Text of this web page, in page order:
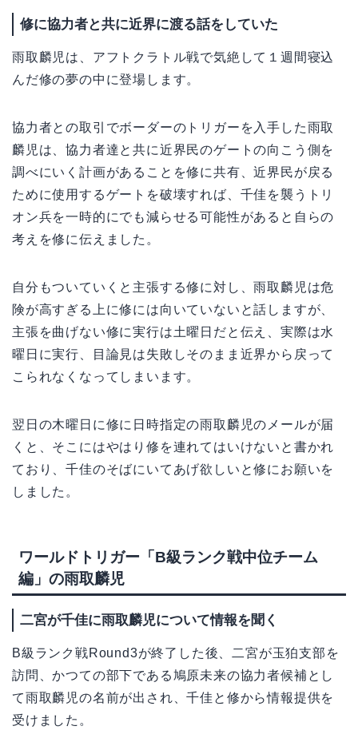
修に協力者と共に近界に渡る話をしていた
雨取麟児は、アフトクラトル戦で気絶して１週間寝込
んだ修の夢の中に登場します。
協力者との取引でボーダーのトリガーを入手した雨取
麟児は、協力者達と共に近界民のゲートの向こう側を
調べにいく計画があることを修に共有、近界民が戻る
ために使用するゲートを破壊すれば、千佳を襲うトリ
オン兵を一時的にでも減らせる可能性があると自らの
考えを修に伝えました。
自分もついていくと主張する修に対し、雨取麟児は危
険が高すぎる上に修には向いていないと話しますが、
主張を曲げない修に実行は土曜日だと伝え、実際は水
曜日に実行、目論見は失敗しそのまま近界から戻って
こられなくなってしまいます。
翌日の木曜日に修に日時指定の雨取麟児のメールが届
くと、そこにはやはり修を連れてはいけないと書かれ
ており、千佳のそばにいてあげ欲しいと修にお願いを
しました。
ワールドトリガー「B級ランク戦中位チーム
編」の雨取麟児
二宮が千佳に雨取麟児について情報を聞く
B級ランク戦Round3が終了した後、二宮が玉狛支部を
訪問、かつての部下である鳩原未来の協力者候補とし
て雨取麟児の名前が出され、千佳と修から情報提供を
受けました。